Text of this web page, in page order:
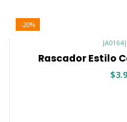
-20%
JA0164|
Rascador Estilo